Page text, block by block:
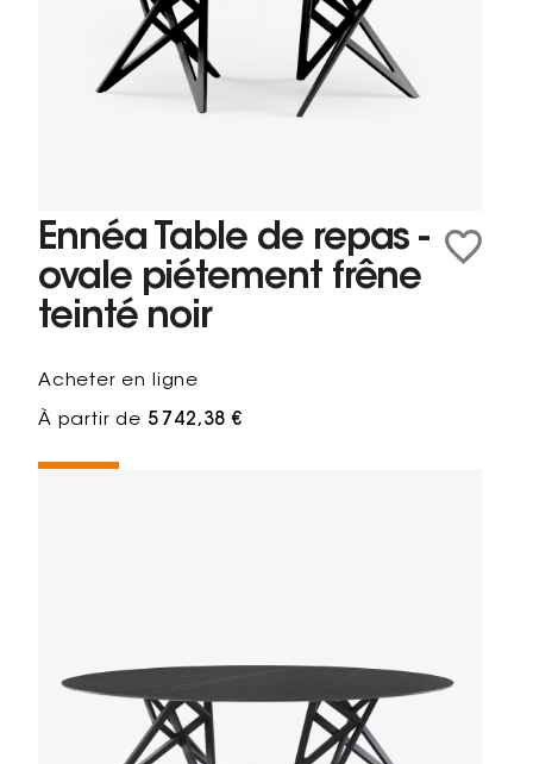
Ennéa Table de repas -
ovale piétement frêne
teinté noir
Acheter en ligne
À partir de 5 742,38 €